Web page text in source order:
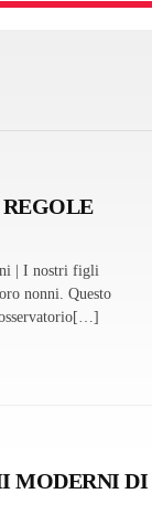
| I nostri figli
nonni. Questo
MODERNI DI